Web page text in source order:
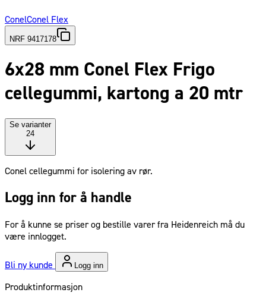
ConelConel Flex
NRF 9417178
6x28 mm Conel Flex Frigo
cellegummi, kartong a 20 mtr
Se varianter
24
Conel cellegummi for isolering av rør.
Logg inn for å handle
For å kunne se priser og bestille varer fra Heidenreich må du
være innlogget.
Bli ny kunde Logg inn
Produktinformasjon